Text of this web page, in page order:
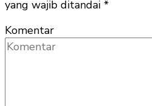
yang wajib ditandai *
Komentar